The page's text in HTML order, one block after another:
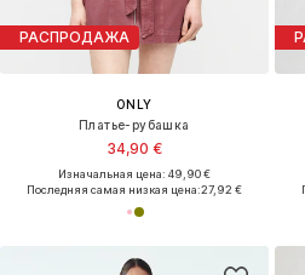
РАСПРОДАЖА
ONLY
Платье-рубашка
34,90 €
Изначальная цена: 49,90 €
Последняя самая низкая цена:27,92 €